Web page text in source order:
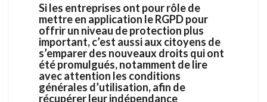
Si les entreprises ont pour rôle de
mettre en application le RGPD pour
offrir un niveau de protection plus
important, c’est aussi aux citoyens de
s’emparer des nouveaux droits qui ont
été promulgués, notamment de lire
avec attention les conditions
générales d’utilisation, afin de
récupérer leur indépendance